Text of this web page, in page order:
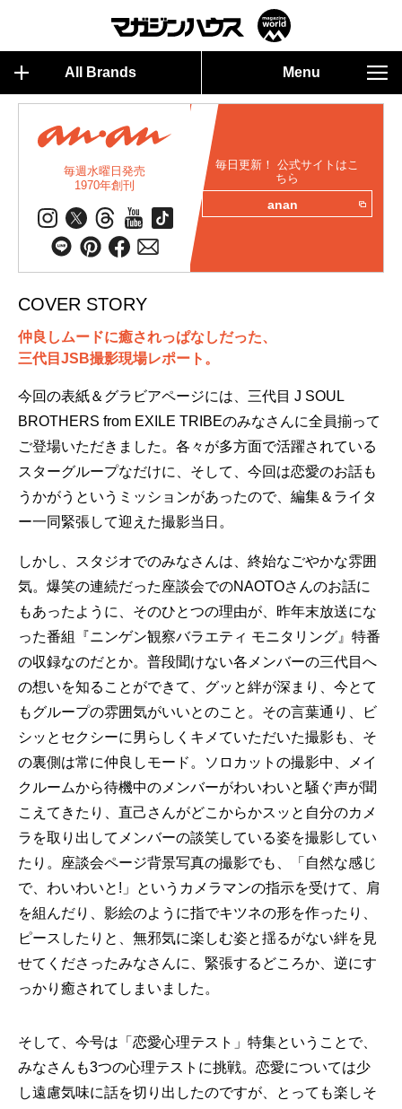
All Brands Menu
毎週水曜日発売
1970年創刊
毎日更新！ 公式サイトはこ
ちら
anan
COVER STORY
仲良しムードに癒されっぱなしだった、
三代目JSB撮影現場レポート。
今回の表紙＆グラビアページには、三代目 J SOUL
BROTHERS from EXILE TRIBEのみなさんに全員揃って
ご登場いただきました。各々が多方面で活躍されている
スターグループなだけに、そして、今回は恋愛のお話も
うかがうというミッションがあったので、編集＆ライタ
ー一同緊張して迎えた撮影当日。
しかし、スタジオでのみなさんは、終始なごやかな雰囲
気。爆笑の連続だった座談会でのNAOTOさんのお話に
もあったように、そのひとつの理由が、昨年末放送にな
った番組『ニンゲン観察バラエティ モニタリング』特番
の収録なのだとか。普段聞けない各メンバーの三代目へ
の想いを知ることができて、グッと絆が深まり、今とて
もグループの雰囲気がいいとのこと。その言葉通り、ビ
シッとセクシーに男らしくキメていただいた撮影も、そ
の裏側は常に仲良しモード。ソロカットの撮影中、メイ
クルームから待機中のメンバーがわいわいと騒ぐ声が聞
こえてきたり、直己さんがどこからかスッと自分のカメ
ラを取り出してメンバーの談笑している姿を撮影してい
たり。座談会ページ背景写真の撮影でも、「自然な感じ
で、わいわいと!」というカメラマンの指示を受けて、肩
を組んだり、影絵のように指でキツネの形を作ったり、
ピースしたりと、無邪気に楽しむ姿と揺るがない絆を見
せてくださったみなさんに、緊張するどころか、逆にす
っかり癒されてしまいました。
そして、今号は「恋愛心理テスト」特集ということで、
みなさんも3つの心理テストに挑戦。恋愛については少
し遠慮気味に話を切り出したのですが、とっても楽しそ